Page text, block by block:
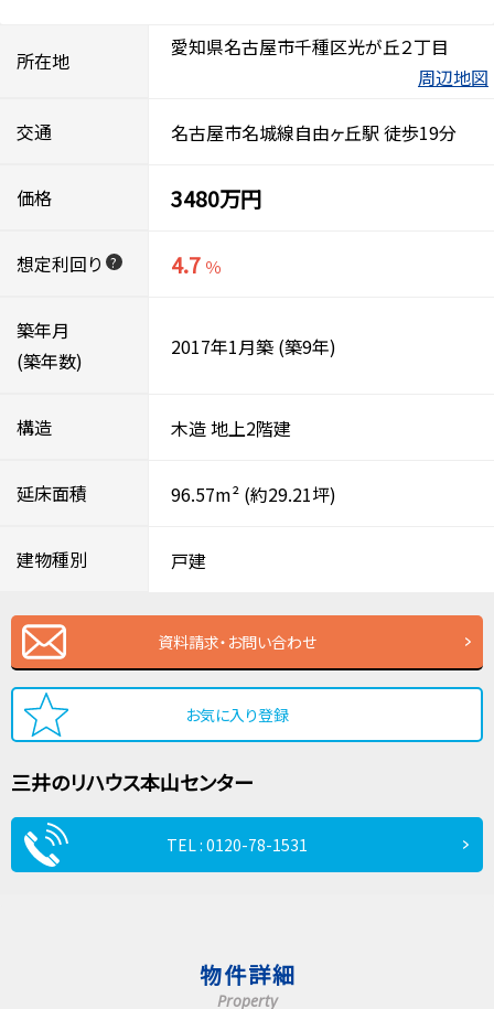
所在地
愛知県名古屋市千種区光が丘２丁目
周辺地図
交通 名古屋市名城線自由ヶ丘駅 徒歩19分
価格 3480万円
想定利回り ? 4.7 ％
築年月
(築年数)
2017年1月築 (築9年)
構造 木造地上2階建
延床面積 96.57m² (約29.21坪)
建物種別 戸建
資料請求・お問い合わせ
お気に入り登録
三井のリハウス本山センター
TEL : 0120-78-1531
物件詳細
Property